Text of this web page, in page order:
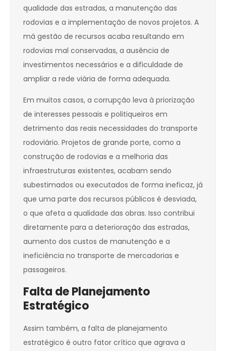
qualidade das estradas, a manutenção das
rodovias e a implementação de novos projetos. A
má gestão de recursos acaba resultando em
rodovias mal conservadas, a ausência de
investimentos necessários e a dificuldade de
ampliar a rede viária de forma adequada.
Em muitos casos, a corrupção leva à priorização
de interesses pessoais e politiqueiros em
detrimento das reais necessidades do transporte
rodoviário. Projetos de grande porte, como a
construção de rodovias e a melhoria das
infraestruturas existentes, acabam sendo
subestimados ou executados de forma ineficaz, já
que uma parte dos recursos públicos é desviada,
o que afeta a qualidade das obras. Isso contribui
diretamente para a deterioração das estradas,
aumento dos custos de manutenção e a
ineficiência no transporte de mercadorias e
passageiros.
Falta de Planejamento
Estratégico
Assim também, a falta de planejamento
estratégico é outro fator crítico que agrava a